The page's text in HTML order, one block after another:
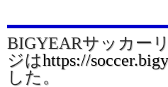
BIGYEARサッカー
ジはhttps://
した。